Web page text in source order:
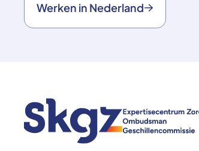
Werken in Nederland